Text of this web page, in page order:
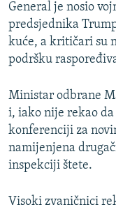
General je nosio
predsjednika
kuće, a kritičari su
podršku
Ministar odbrane
i, iako nije rekao
konferenciji za
namijenjena
inspekciji štete.
Visoki zvaničnici